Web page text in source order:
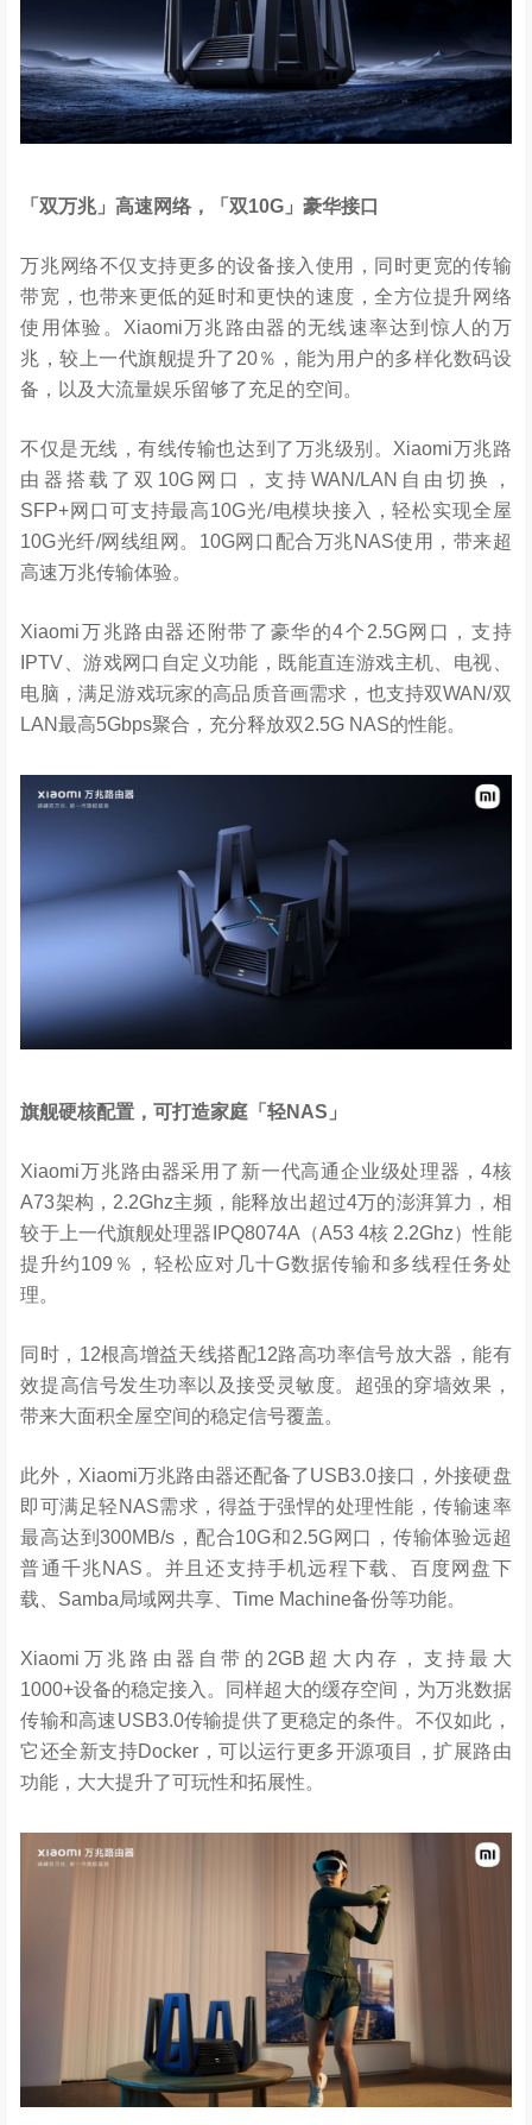
「双万兆」高速网络，「双10G 」豪华接口
万兆网络不仅支持更多的设备接入使用，同时更宽的传输
带宽，也带来更低的延时和更快的速度，全方位提升网络
使用体验。Xiaomi万兆路由器的无线速率达到惊人的万
兆，较上一代旗舰提升了20％，能为用户的多样化数码设
备，以及大流量娱乐留够了充足的空间。
不仅是无线，有线传输也达到了万兆级别。Xiaomi万兆路
由器搭载了双10G网口，支持WAN/LAN自由切换，
SFP+网口可支持最高10G光/电模块接入，轻松实现全屋
10G光纤/网线组网。10G网口配合万兆NAS使用，带来超
高速万兆传输体验。
Xiaomi万兆路由器还附带了豪华的4个2.5G网口，支持
IPTV、游戏网口自定义功能，既能直连游戏主机、电视、
电脑，满足游戏玩家的高品质音画需求，也支持双WAN/双
LAN最高5Gbps聚合，充分释放双2.5G NAS的性能。
旗舰硬核配置，可打造家庭「轻NAS 」
Xiaomi万兆路由器采用了新一代高通企业级处理器，4核
A73架构，2.2Ghz主频，能释放出超过4万的澎湃算力，相
较于上一代旗舰处理器IPQ8074A（A53 4核 2.2Ghz）性能
提升约109％，轻松应对几十G数据传输和多线程任务处
理。
同时，12根高增益天线搭配12路高功率信号放大器，能有
效提高信号发生功率以及接受灵敏度。超强的穿墙效果，
带来大面积全屋空间的稳定信号覆盖。
此外，Xiaomi万兆路由器还配备了USB3.0接口，外接硬盘
即可满足轻NAS需求，得益于强悍的处理性能，传输速率
最高达到300MB/s，配合10G和2.5G网口，传输体验远超
普通千兆NAS。并且还支持手机远程下载、百度网盘下
载、Samba局域网共享、Time Machine备份等功能。
Xiaomi万兆路由器自带的2GB超大内存，支持最大
1000+设备的稳定接入。同样超大的缓存空间，为万兆数据
传输和高速USB3.0传输提供了更稳定的条件。不仅如此，
它还全新支持Docker，可以运行更多开源项目，扩展路由
功能，大大提升了可玩性和拓展性。